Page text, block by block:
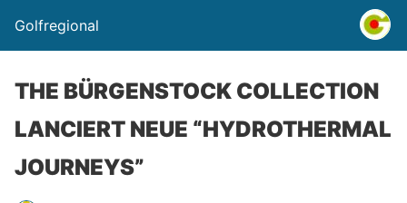
Golfregional
THE BÜRGENSTOCK COLLECTION
LANCIERT NEUE “HYDROTHERMAL
JOURNEYS”